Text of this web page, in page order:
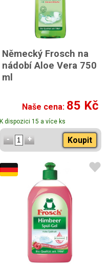
Německý Frosch na
nádobí Aloe Vera 750
ml
Naše cena: 85 Kč
K dispozici 15 a více ks
Koupit